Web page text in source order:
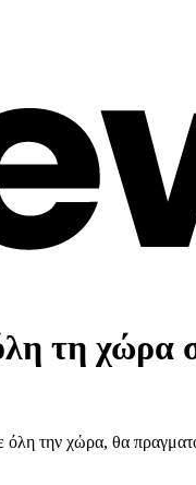
τη χώρα
την χώρα, θα